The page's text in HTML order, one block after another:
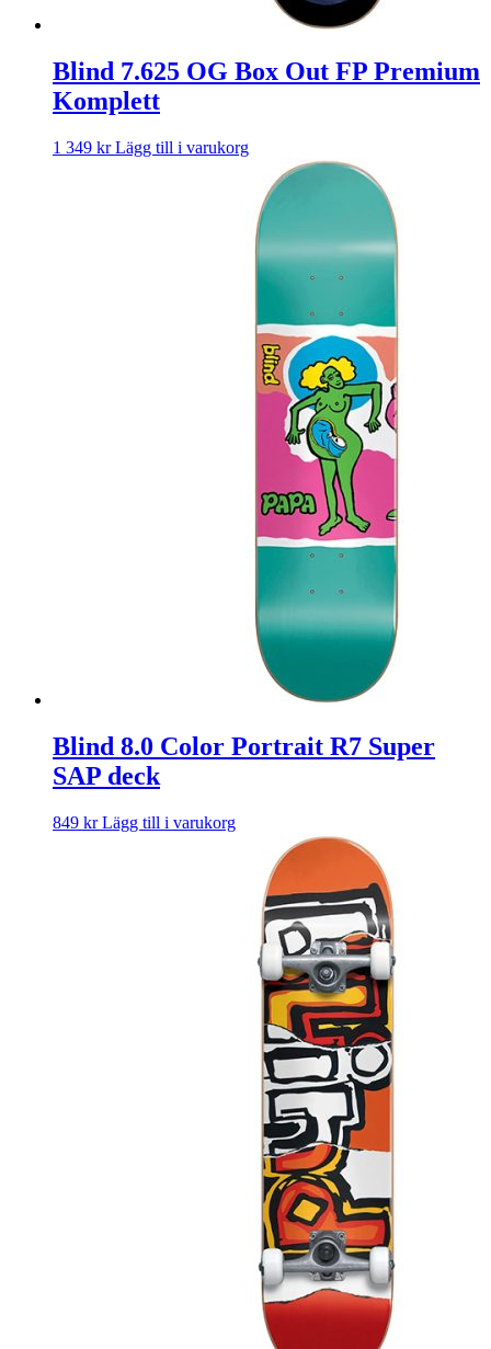
Blind 7.625 OG Box Out FP Premium
Komplett
1 349 kr Lägg till i varukorg
Blind 8.0 Color Portrait R7 Super
SAP deck
849 kr Lägg till i varukorg